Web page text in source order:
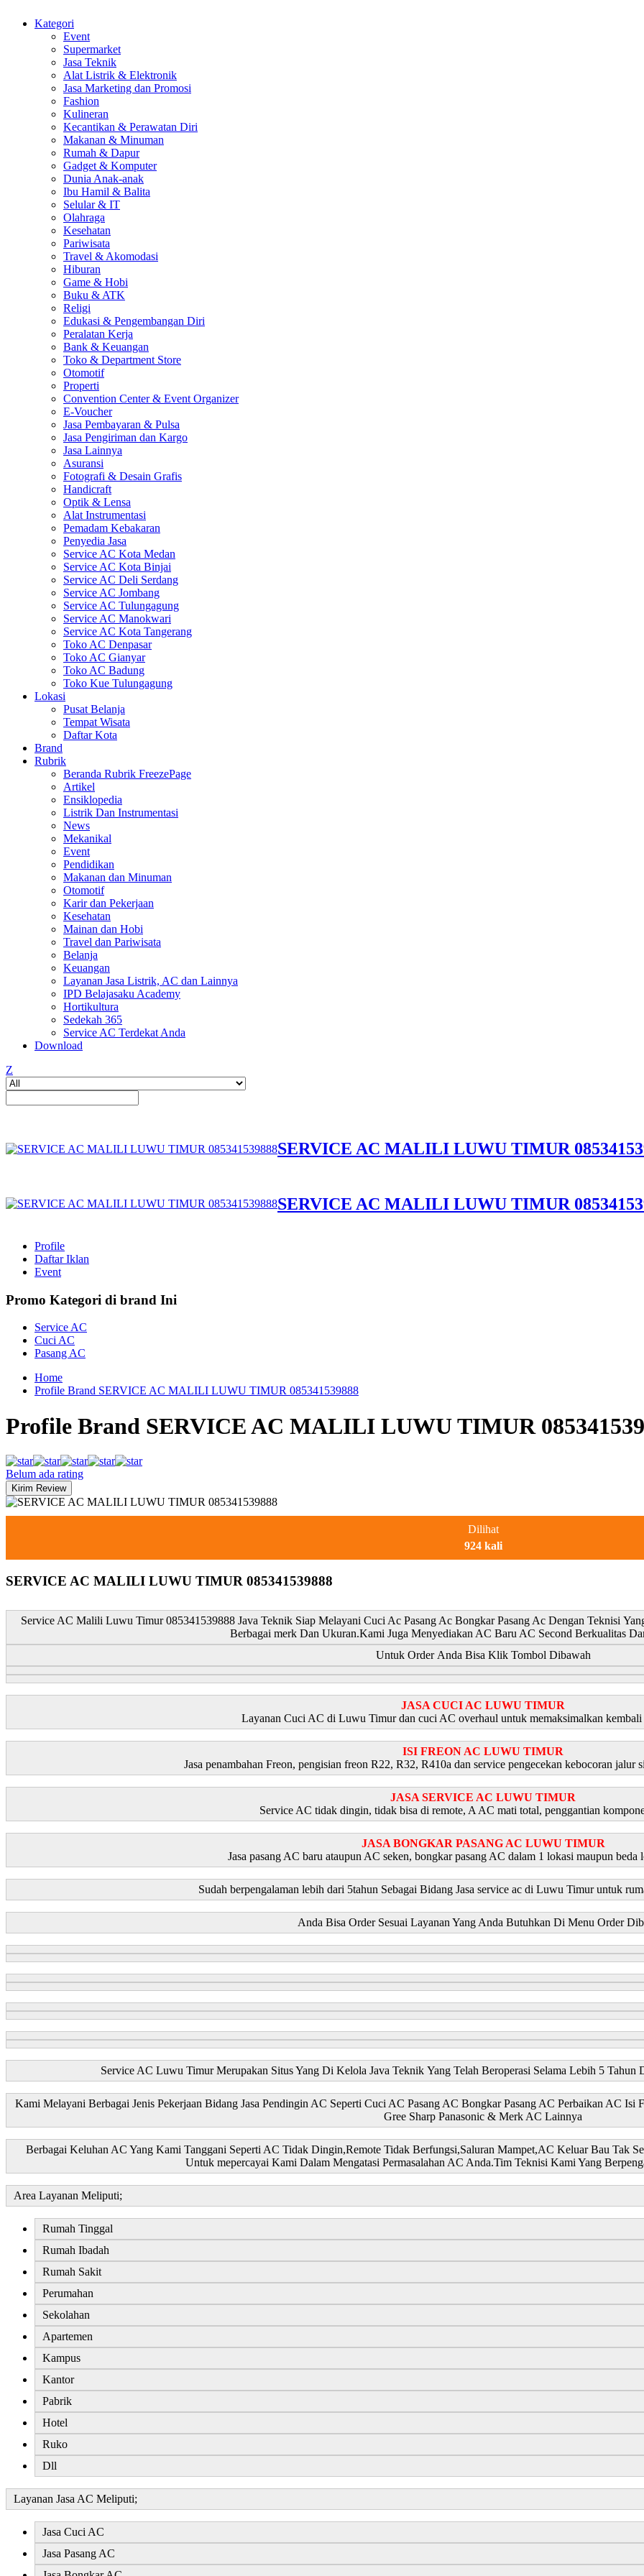
Kategori
Event
Supermarket
Jasa Teknik
Alat Listrik & Elektronik
Jasa Marketing dan Promosi
Fashion
Kulineran
Kecantikan & Perawatan Diri
Makanan & Minuman
Rumah & Dapur
Gadget & Komputer
Dunia Anak-anak
Ibu Hamil & Balita
Selular & IT
Olahraga
Kesehatan
Pariwisata
Travel & Akomodasi
Hiburan
Game & Hobi
Buku & ATK
Religi
Edukasi & Pengembangan Diri
Peralatan Kerja
Bank & Keuangan
Toko & Department Store
Otomotif
Properti
Convention Center & Event Organizer
E-Voucher
Jasa Pembayaran & Pulsa
Jasa Pengiriman dan Kargo
Jasa Lainnya
Asuransi
Fotografi & Desain Grafis
Handicraft
Optik & Lensa
Alat Instrumentasi
Pemadam Kebakaran
Penyedia Jasa
Service AC Kota Medan
Service AC Kota Binjai
Service AC Deli Serdang
Service AC Jombang
Service AC Tulungagung
Service AC Manokwari
Service AC Kota Tangerang
Toko AC Denpasar
Toko AC Gianyar
Toko AC Badung
Toko Kue Tulungagung
Lokasi
Pusat Belanja
Tempat Wisata
Daftar Kota
Brand
Rubrik
Beranda Rubrik FreezePage
Artikel
Ensiklopedia
Listrik Dan Instrumentasi
News
Mekanikal
Event
Pendidikan
Makanan dan Minuman
Otomotif
Karir dan Pekerjaan
Kesehatan
Mainan dan Hobi
Travel dan Pariwisata
Belanja
Keuangan
Layanan Jasa Listrik, AC dan Lainnya
IPD Belajasaku Academy
Hortikultura
Sedekah 365
Service AC Terdekat Anda
Download
Z
SERVICE AC MALILI LUWU TIMUR
SERVICE AC MALILI LUWU TIMUR
Profile
Daftar Iklan
Event
Promo Kategori di brand Ini
Service AC
Cuci AC
Pasang AC
Home
Profile Brand SERVICE AC MALILI LUWU TIMUR 085341539888
Profile Brand SERVICE AC MALILI LUWU TIMUR
Belum ada rating
Dilihat
924 kali
SERVICE AC MALILI LUWU TIMUR 085341539888
Service AC Malili Luwu Timur 085341539888 Java Teknik Siap Melayani Cuci Ac Pasang Ac Bongkar Pasang Ac Dengan Teknisi
Berbagai merk Dan Ukuran.Kami Juga Menyediakan AC Baru AC Second Berkualitas
Untuk Order Anda Bisa Klik Tombol Dibawah
JASA CUCI AC LUWU TIMUR
Layanan Cuci AC di Luwu Timur dan cuci AC overhaul untuk memaksimalkan
ISI FREON AC LUWU TIMUR
Jasa penambahan Freon, pengisian freon R22, R32, R410a dan service pengecekan kebocoran jalur
JASA SERVICE AC LUWU TIMUR
Service AC tidak dingin, tidak bisa di remote, A AC mati total, penggantian
JASA BONGKAR PASANG AC LUWU TIMUR
Jasa pasang AC baru ataupun AC seken, bongkar pasang AC dalam 1 lokasi maupun
Sudah berpengalaman lebih dari 5tahun Sebagai Bidang Jasa service ac di Luwu Timur untuk
Anda Bisa Order Sesuai Layanan Yang Anda Butuhkan Di Menu Order
Service AC Luwu Timur Merupakan Situs Yang Di Kelola Java Teknik Yang Telah Beroperasi Selama Lebih 5 Tahun
Kami Melayani Berbagai Jenis Pekerjaan Bidang Jasa Pendingin AC Seperti Cuci AC Pasang AC Bongkar Pasang AC Perbaikan AC
Gree Sharp Panasonic & Merk AC Lainnya
Berbagai Keluhan AC Yang Kami Tanggani Seperti AC Tidak Dingin,Remote Tidak Berfungsi,Saluran Mampet,AC Keluar Bau Tak
Untuk mepercayai Kami Dalam Mengatasi Permasalahan AC Anda.Tim Teknisi Kami Yang
Area Layanan Meliputi;
Rumah Tinggal
Rumah Ibadah
Rumah Sakit
Perumahan
Sekolahan
Apartemen
Kampus
Kantor
Pabrik
Hotel
Ruko
Dll
Layanan Jasa AC Meliputi;
Jasa Cuci AC
Jasa Pasang AC